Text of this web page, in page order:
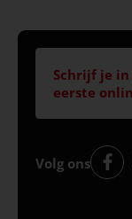
Schrijf je
eerste
Volg ons